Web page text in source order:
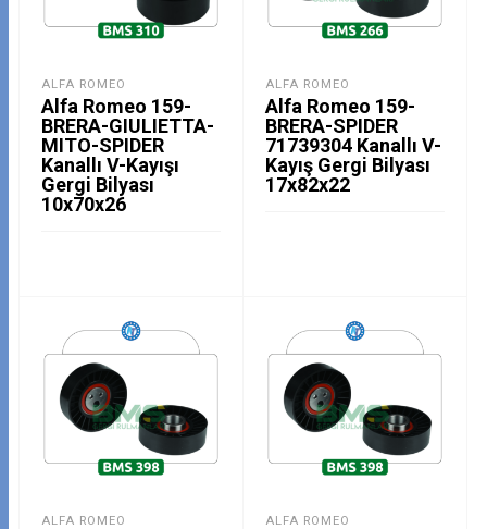
ALFA ROMEO
Alfa Romeo 159-
BRERA-GIULIETTA-
MITO-SPIDER
Kanallı V-Kayışı
Gergi Bilyası
10x70x26
ALFA ROMEO
Alfa Romeo 159-
BRERA-SPIDER
71739304 Kanallı V-
Kayış Gergi Bilyası
17x82x22
ALFA ROMEO ALFA ROMEO